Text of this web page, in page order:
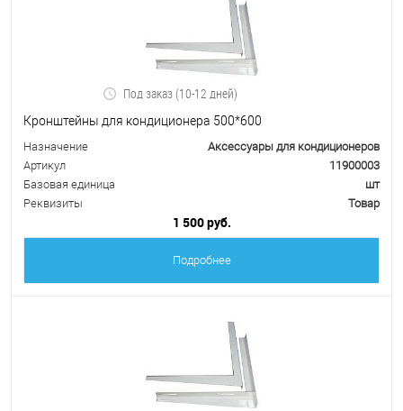
Под заказ (10-12 дней)
Кронштейны для кондиционера 500*600
Назначение
Аксессуары для кондиционеров
Артикул
11900003
Базовая единица
шт
Реквизиты
Товар
1 500 руб.
Подробнее